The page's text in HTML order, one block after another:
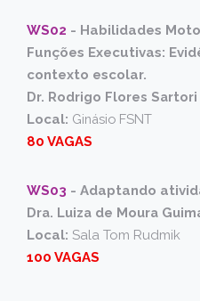
WS02 - Habilidades
Funções Executivas:
contexto escolar.
Dr. Rodrigo Flores Sartori
Local: Ginásio FSNT
80 VAGAS
WS03 - Adaptando
Dra. Luiza de Moura
Local: Sala Tom Rudmik
100 VAGAS